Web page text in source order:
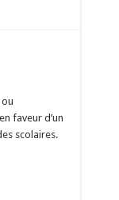
faveur d’un
scolaires.